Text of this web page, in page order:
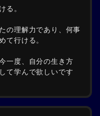
る。
の理解力であり、何事
て行ける。
一度、自分の生き方
て学んで欲しいです